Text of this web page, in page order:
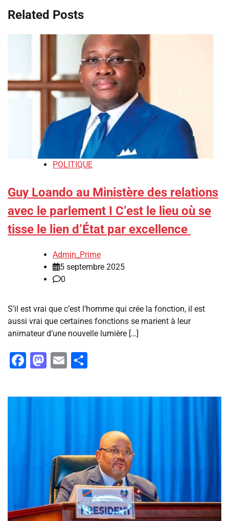
Related Posts
POLITIQUE
Guy Loando au Ministère des relations
avec le parlement I C’est le lieu où se
tisse le lien d’État par excellence
Admin_Prime
5 septembre 2025
0
S’il est vrai que c’est l’homme qui crée la fonction, il est
aussi vrai que certaines fonctions se marient à leur
animateur d’une nouvelle lumière […]
Facebook
Mastodon
Email